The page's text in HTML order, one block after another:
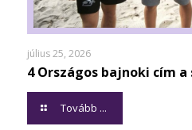
július 25, 2026
4 Országos bajnoki cím
Tovább ...